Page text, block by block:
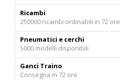
Ricambi
250000 ricambi ordinabili in 72 ore
Pneumatici e cerchi
5000 modelli disponibili
Ganci Traino
Consegna in 72 ore